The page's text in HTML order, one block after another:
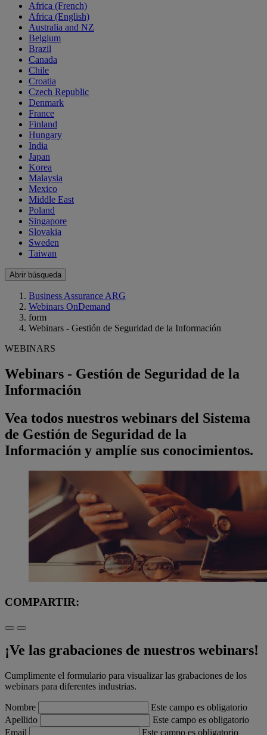
Africa (French)
Africa (English)
Australia and NZ
Belgium
Brazil
Canada
Chile
Croatia
Czech Republic
Denmark
France
Finland
Hungary
India
Japan
Korea
Malaysia
Mexico
Middle East
Poland
Singapore
Slovakia
Sweden
Taiwan
Abrir búsqueda
Business Assurance ARG
Webinars OnDemand
form
Webinars - Gestión de Seguridad de la Información
WEBINARS
Webinars - Gestión de Seguridad de la
Información
Vea todos nuestros webinars del Sistema
de Gestión de Seguridad de la
Información y amplíe sus conocimientos.
COMPARTIR:
¡Ve las grabaciones de nuestros webinars!
Cumplimente el formulario para visualizar las grabaciones de los
webinars para diferentes industrias.
Nombre
Este campo es obligatorio
Apellido
Este campo es obligatorio
Email
Este campo es obligatorio